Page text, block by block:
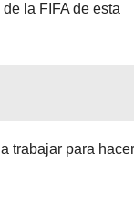
la FIFA de esta
trabajar para